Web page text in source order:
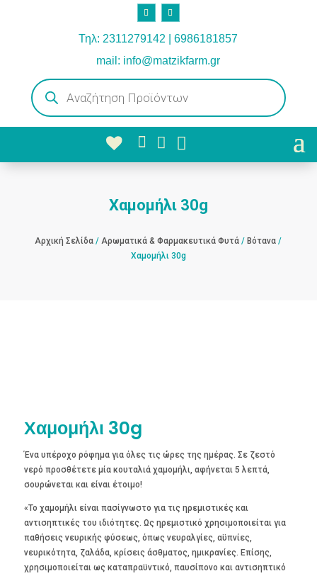
Τηλ: 2311279142 | 6986181857
mail: info@matzikfarm.gr
Products
search
  
Χαμομήλι 30g
Αρχική Σελίδα /Αρωματικά & Φαρμακευτικά Φυτά /Βότανα /
Χαμομήλι 30g
Χαμομήλι 30g
Ένα υπέροχο ρόφημα για όλες τις ώρες της ημέρας. Σε ζεστό
νερό προσθέτετε μία κουταλιά χαμομήλι, αφήνεται 5 λεπτά,
σουρώνεται και είναι έτοιμο!
«Το χαμομήλι είναι πασίγνωστο για τις ηρεμιστικές και
αντισηπτικές του ιδιότητες. Ως ηρεμιστικό χρησιμοποιείται για
παθήσεις νευρικής φύσεως, όπως νευραλγίες, αϋπνίες,
νευρικότητα, ζαλάδα, κρίσεις άσθματος, ημικρανίες. Επίσης,
χρησιμοποιείται ως καταπραϋντικό, παυσίπονο και αντισηπτικό